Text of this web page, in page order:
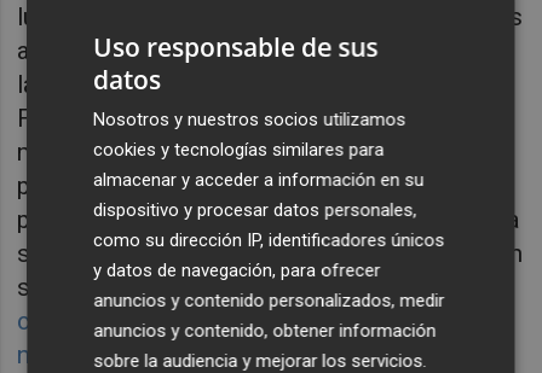
luego en esta peligrosa deriva de las cesiones
a los independentistas, no solo la amnistía,
las cercanías, la condenación de la deuda del
Fla. No le arriendo la ganancia para el futuro
más inmediato. Será un tira y afloja continuo
para contentar a unos y otros y seguir en el
poder. Sus huestes, no las de la nomenclatura
sino los trabajadores y militantes de a pie, han
sufrido estos días los ataques, escraches y
concentraciones contrarias a sus
negociaciones. Intolerables estas acciones
Uso responsable de sus
datos
Nosotros y nuestros socios utilizamos
cookies y tecnologías similares para
almacenar y acceder a información en su
dispositivo y procesar datos personales,
como su dirección IP, identificadores únicos
y datos de navegación, para ofrecer
anuncios y contenido personalizados, medir
anuncios y contenido, obtener información
sobre la audiencia y mejorar los servicios.